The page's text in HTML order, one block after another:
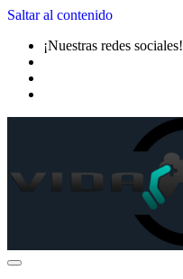
Saltar al contenido
¡Nuestras redes sociales!